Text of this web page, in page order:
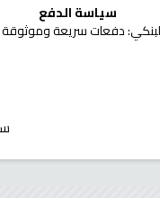
سياسة الدفع
دفعات سريعة وموثوقة